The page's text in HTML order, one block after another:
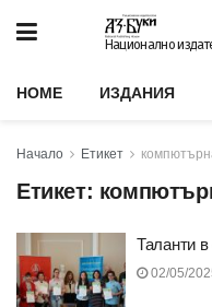
Национално
HOME ИЗДАНИЯ
Начало Етикет
Етикет:
Таланти в
02/05/